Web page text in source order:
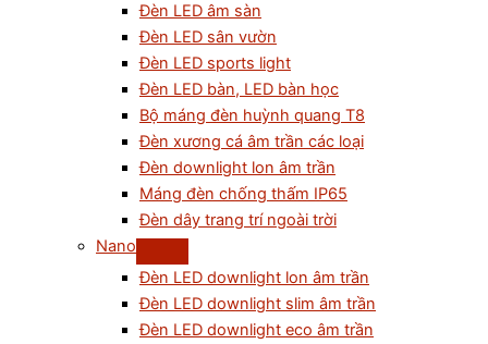
Đèn LED âm sàn
Đèn LED sân vườn
Đèn LED sports light
Đèn LED bàn, LED bàn học
Bộ máng đèn huỳnh quang T8
Đèn xương cá âm trần các loại
Đèn downlight lon âm trần
Máng đèn chống thấm IP65
Đèn dây trang trí ngoài trời
Nano
Đèn LED downlight lon âm trần
Đèn LED downlight slim âm trần
Đèn LED downlight eco âm trần